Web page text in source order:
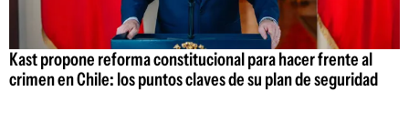
Kast propone reforma constitucional para hacer frente al
crimen en Chile: los puntos claves de su plan de seguridad